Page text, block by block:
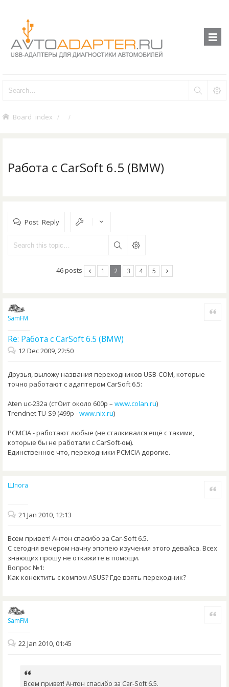
Board index
Работа с CarSoft 6.5 (BMW)
Post Reply
46 posts 1 2 3 4 5
SamFM
Re: Работа с CarSoft 6.5 (BMW)
Quote
12 Dec 2009, 22:50
Друзья, выложу названия переходников USB-COM, которые
точно работают с адаптером CarSoft 6.5:
Aten uc-232a (стОит около 600р – www.colan.ru)
Trendnet TU-S9 (499р -www.nix.ru)
PCMCIA - работают любые (не сталкивался ещё с такими,
которые бы не работали с СarSoft-ом).
Единственное что, переходники PCMCIA дорогие.
Шпога Quote
21 Jan 2010, 12:13
Всем привет! Антон спасибо за Car-Soft 6.5.
С сегодня вечером начну эпопею изучения этого девайса. Всех
знающих прошу не откажите в помощи.
Вопрос №1:
Как конектить с компом ASUS? Где взять переходник?
SamFM
Quote
22 Jan 2010, 01:45
Всем привет! Антон спасибо за Car-Soft 6.5.